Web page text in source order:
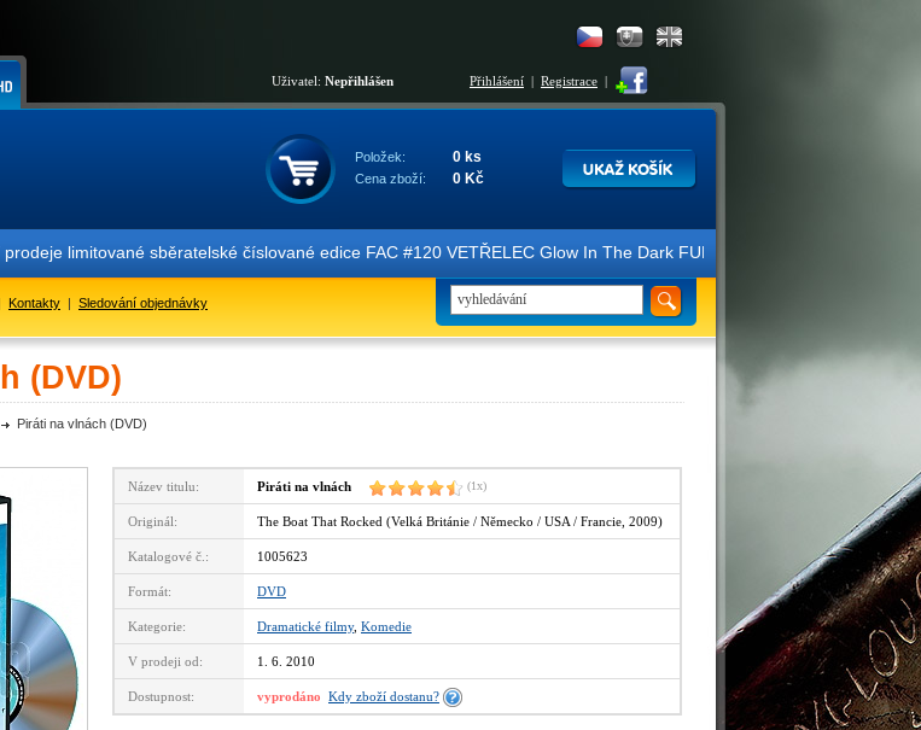
Uživatel: Nepřihlášen Přihlášení | Registrace |
Položek: 0 ks
Cena zboží: 0 Kč
limitované sběratelské číslované edice FAC #120 VETŘELEC Glow In The Dark FULLSLIP XL EDITION #3 4K
Kontakty | Sledování objednávky
(DVD)
Piráti na vlnách (DVD)
Název titulu: Piráti na vlnách (1x)
Originál: The Boat That Rocked (Velká Británie / Německo / USA / Francie, 2009)
Katalogové č.: 1005623
Formát: DVD
Kategorie: Dramatické filmy, Komedie
V prodeji od: 1. 6. 2010
Dostupnost: vyprodáno Kdy zboží dostanu?